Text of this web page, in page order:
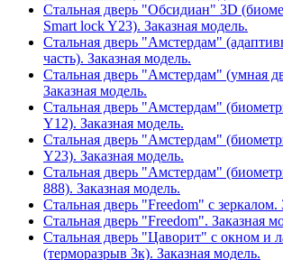
Стальная дверь "Обсидиан" 3D
Smart lock Y23). Заказная модель.
Стальная дверь "Амстердам"
часть). Заказная модель.
Стальная дверь "Амстердам" (умная
Заказная модель.
Стальная дверь "Амстердам"
Y12). Заказная модель.
Стальная дверь "Амстердам"
Y23). Заказная модель.
Стальная дверь "Амстердам"
888). Заказная модель.
Стальная дверь "Freedom" с зеркалом.
Стальная дверь "Freedom". Заказная
Стальная дверь "Цаворит" с окном и
(терморазрыв 3к). Заказная модель.